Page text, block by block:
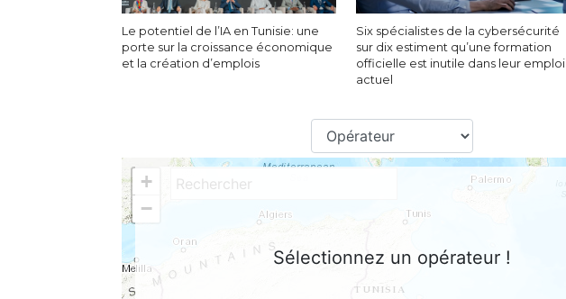
Le potentiel de l’IA en Tunisie: une
porte sur la croissance économique
et la création d’emplois
Six spécialistes de la cybersécurité
sur dix estiment qu’une formation
officielle est inutile dans leur emploi
actuel